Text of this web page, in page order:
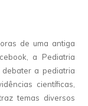
de uma antiga
a Pediatria
a pediatria
científicas,
temas diversos